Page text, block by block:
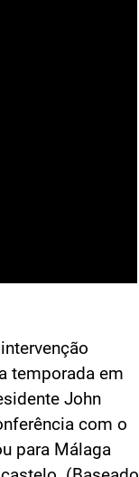
temporada em
John
com o
para Málaga